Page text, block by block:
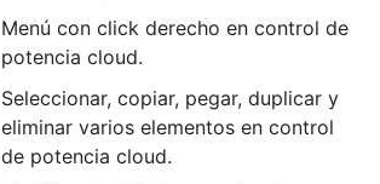
Menú con click derecho en control de
potencia cloud.
Seleccionar, copiar, pegar, duplicar y
eliminar varios elementos en control
de potencia cloud.